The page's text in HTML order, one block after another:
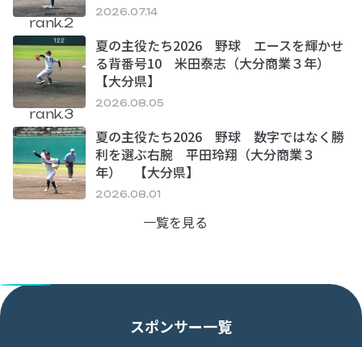
2026.07.14
rank.2
夏の主役たち2026 野球 エースを輝かせ
る背番号10 米田泰志（大分商業３年）
【大分県】
2026.08.05
rank.3
夏の主役たち2026 野球 数字ではなく勝
利を選ぶ右腕 平田玲翔（大分商業３
年） 【大分県】
2026.08.01
一覧を見る
スポンサー一覧